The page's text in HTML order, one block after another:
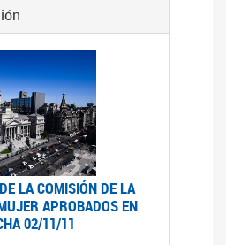
LA COMISIÓN DE LA
APROBADOS EN
02/11/11